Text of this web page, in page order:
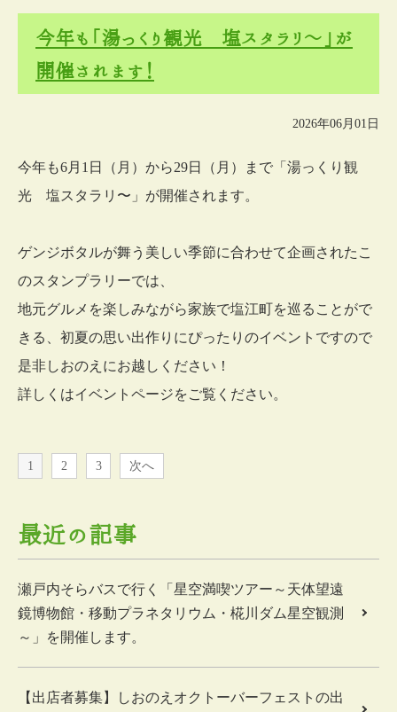
今年も「湯っくり観光 塩スタラリ〜」が
開催されます！
2026年06月01日
今年も6月1日（月）から29日（月）まで「湯っくり観
光 塩スタラリ〜」が開催されます。
ゲンジボタルが舞う美しい季節に合わせて企画されたこ
のスタンプラリーでは、
地元グルメを楽しみながら家族で塩江町を巡ることがで
きる、初夏の思い出作りにぴったりのイベントですので
是非しおのえにお越しください！
詳しくはイベントページをご覧ください。
1 2 3 次へ
最近の記事
瀬戸内そらバスで行く「星空満喫ツアー～天体望遠
鏡博物館・移動プラネタリウム・椛川ダム星空観測
～」を開催します。
【出店者募集】しおのえオクトーバーフェストの出